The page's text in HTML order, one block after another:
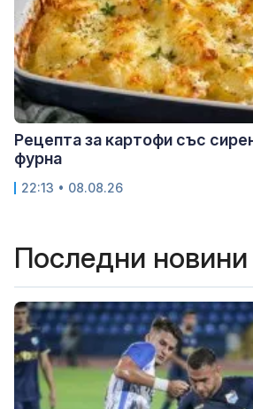
Рецепта за картофи със
фурна
22:13 • 08.08.26
Последни новини